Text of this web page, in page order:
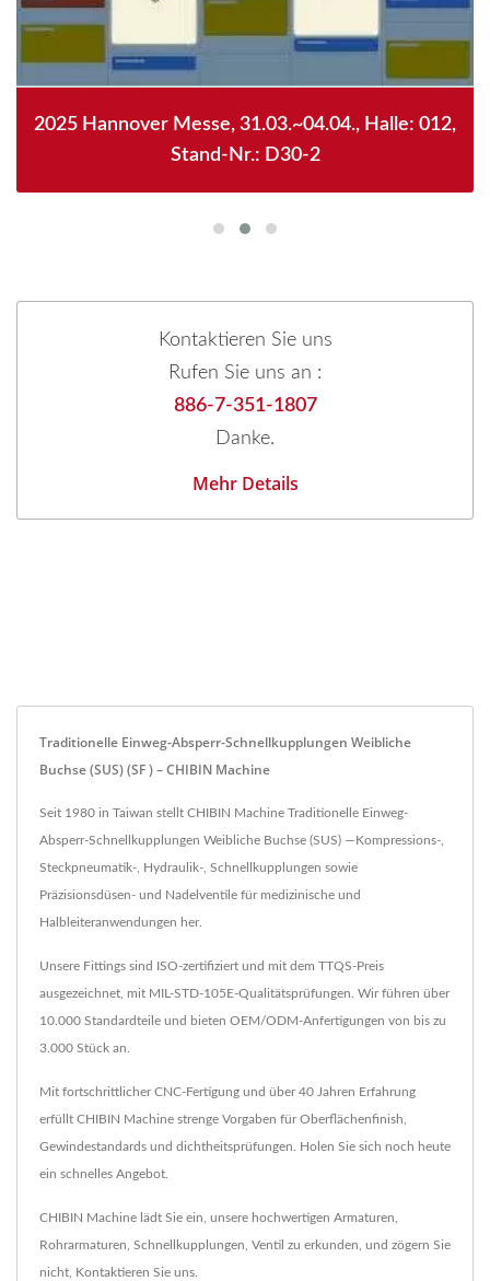
2025 Hannover Messe, 31.03.~04.04., Halle: 012,
Stand-Nr.: D30-2
Kontaktieren Sie uns
Rufen Sie uns an :
886-7-351-1807
Danke.
Mehr Details
Traditionelle Einweg-Absperr-Schnellkupplungen Weibliche
Buchse (SUS) (SF ) – CHIBIN Machine
Seit 1980 in Taiwan stellt CHIBIN Machine Traditionelle Einweg-
Absperr-Schnellkupplungen Weibliche Buchse (SUS) —Kompressions-,
Steckpneumatik-, Hydraulik-, Schnellkupplungen sowie
Präzisionsdüsen- und Nadelventile für medizinische und
Halbleiteranwendungen her.
Unsere Fittings sind ISO-zertifiziert und mit dem TTQS-Preis
ausgezeichnet, mit MIL-STD-105E-Qualitätsprüfungen. Wir führen über
10.000 Standardteile und bieten OEM/ODM-Anfertigungen von bis zu
3.000 Stück an.
Mit fortschrittlicher CNC-Fertigung und über 40 Jahren Erfahrung
erfüllt CHIBIN Machine strenge Vorgaben für Oberflächenfinish,
Gewindestandards und dichtheitsprüfungen. Holen Sie sich noch heute
ein schnelles Angebot.
CHIBIN Machine lädt Sie ein, unsere hochwertigen Armaturen
Rohrarmaturen Schnellkupplungen Ventil zu erkunden, und zögern Sie
nicht, Kontaktieren Sie uns